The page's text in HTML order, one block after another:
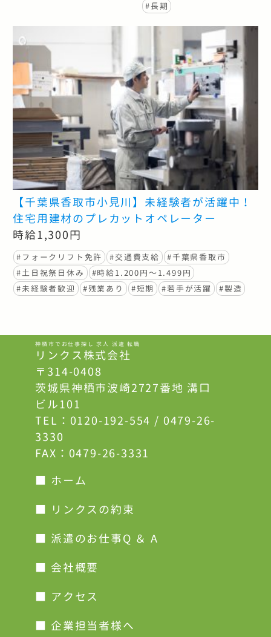
#長期
【千葉県香取市小見川】未経験者が活躍中！
住宅用建材のプレカットオペレーター
時給1,300円
#フォークリフト免許 #交通費支給
#千葉県香取市
#土日祝祭日休み
#時給1.200円〜1.499円
#未経験者歓迎
#残業あり #短期 #若手が活躍 #製造
神栖市でお仕事探し 求人 派遣 転職
リンクス株式会社
〒314-0408
茨城県神栖市波崎2727番地 溝口
ビル101
TEL： 0120-192-554 / 0479-26-
3330
FAX：0479-26-3331
■ ホーム
■ リンクスの約束
■ 派遣のお仕事Q ＆ A
■ 会社概要
■ アクセス
■ 企業担当者様へ